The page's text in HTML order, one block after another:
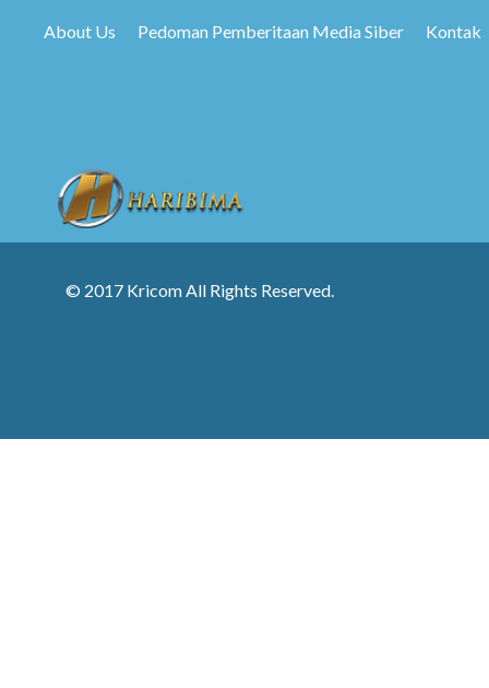
About Us Pedoman Pemberitaan Media Siber Kontak
© 2017 Kricom All Rights Reserved.